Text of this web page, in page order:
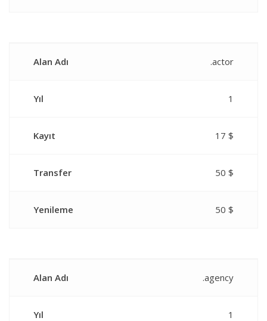
Alan Adı .actor
Yıl 1
Kayıt 17 $
Transfer 50 $
Yenileme 50 $
Alan Adı .agency
Yıl 1